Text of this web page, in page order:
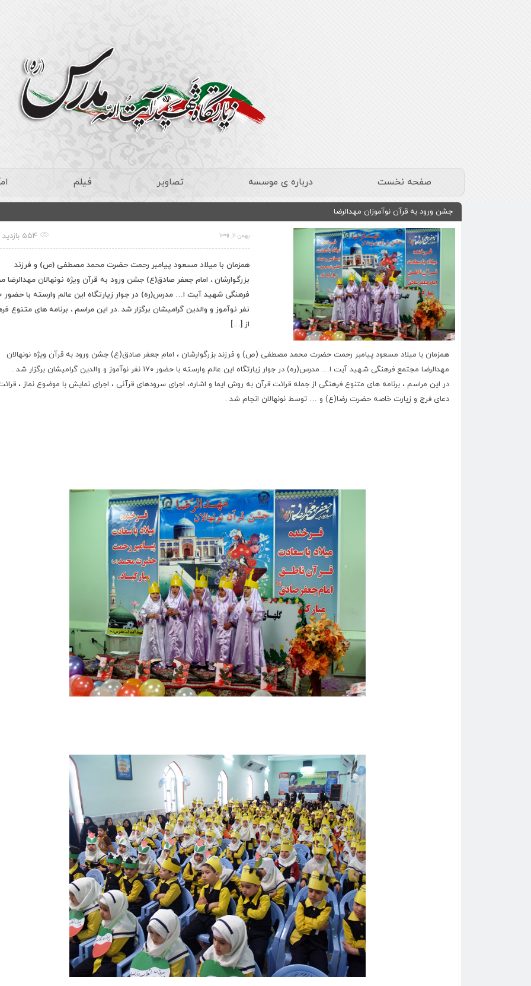
صفحه نخست درباره ی موسسه تصاویر فیلم
جشن ورود به قرآن نوآموزان مهدالرضا
بهمن ۱۱, ۱۳۹۱ 554 بازدید
همزمان با میلاد مسعود پیامبر رحمت حضرت محمد مصطفی (ص) و فرزند
بزرگوارشان ، امام جعفر صادق(ع) جشن ورود به قرآن ویژه نونهالان مهدالرضا
فرهنگی
نفر نوآموز و والدین گرامیشان برگزار شد .در این مراسم ، برنامه های متنوع
از […]
همزمان با میلاد مسعود پیامبر رحمت حضرت محمد مصطفی (ص) و فرزند بزرگوارشان ، امام جعفر صادق(ع) جشن ورود به قرآن ویژه نونهالان
مهدالرضا مجتمع فرهنگی شهید آیت ا… مدرس(ره) در جوار زیارتگاه این عالم وارسته با حضور ۱۷۰ نفر نوآموز و والدین گرامیشان برگزار شد .
در این مراسم ، برنامه های متنوع فرهنگی از جمله قرائت قرآن به روش ایما و اشاره، اجرای سرودهای قرآنی ، اجرای نمایش با موضوع نماز ،
دعای فرج و زیارت خاصه حضرت رضا(ع) و … توسط نونهالان انجام شد .